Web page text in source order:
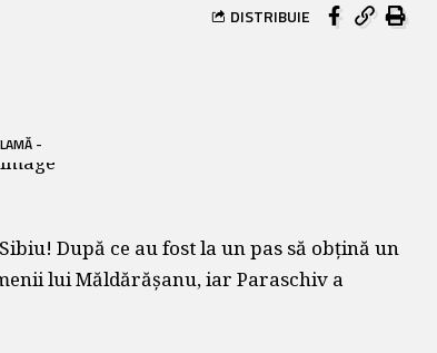
DISTRIBUIE
-
După ce au fost la un pas să obțină un
lui Măldărășanu, iar Paraschiv a